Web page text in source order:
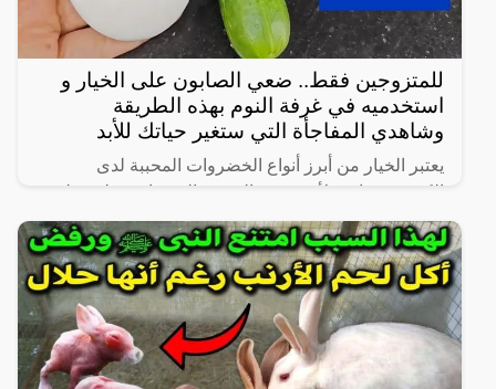
للمتزوجين فقط.. ضعي الصابون على الخيار و
استخدميه في غرفة النوم بهذه الطريقة
وشاهدي المفاجأة التي ستغير حياتك للأبد
يعتبر الخيار من أبرز أنواع الخضروات المحببة لدى
الكثيرين، خاصة لأنه شبه خالي من السعرات وطعمه لذيذ
ومنعش، وله فوائد كثيرة لأنه غني بالفيتامينات والمعادن،
كما